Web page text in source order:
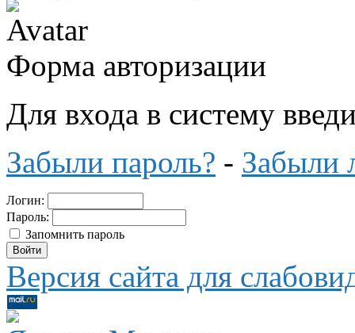
Форма авторизации
Для входа в систему
Забыли пароль? - Забыли
Логин:
Пароль:
Запомнить пароль
Версия сайта для